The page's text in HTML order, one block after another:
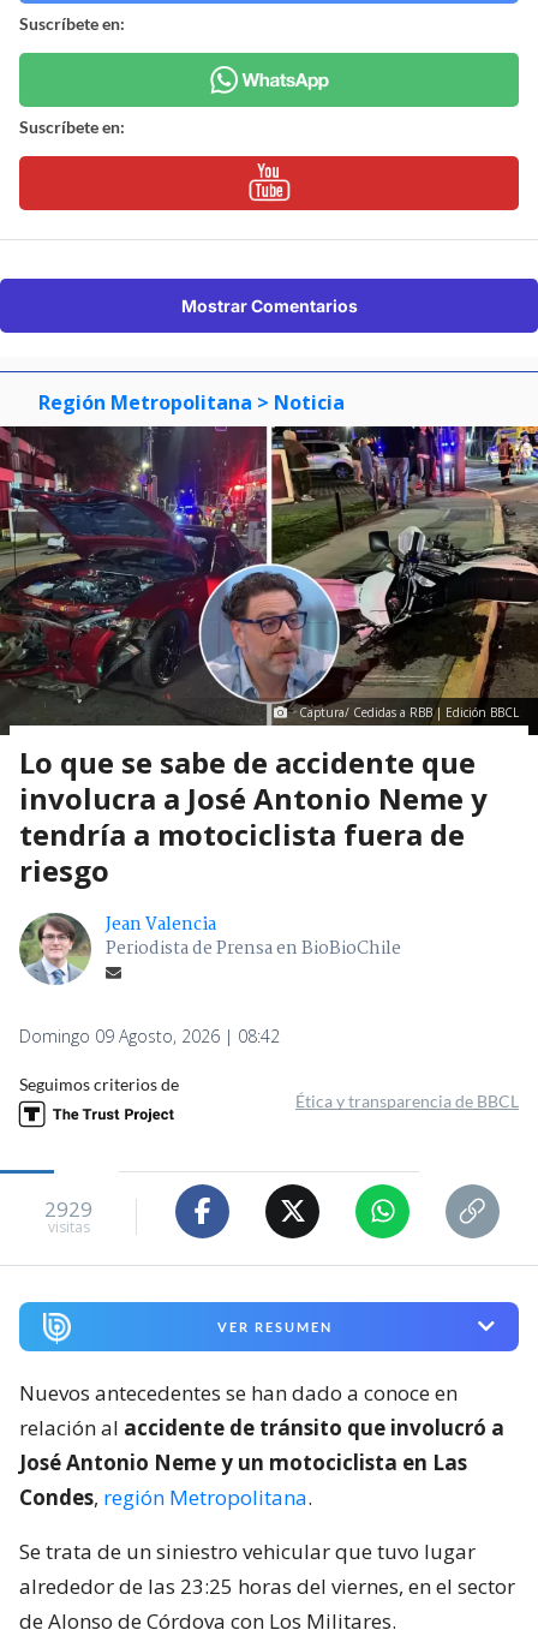
Suscríbete en:
Suscríbete en:
Mostrar Comentarios
Región Metropolitana > Noticia
Captura/ Cedidas a RBB | Edición BBCL
Lo que se sabe de accidente que
involucra a José Antonio Neme y
tendría a motociclista fuera de
riesgo
Jean Valencia
Periodista de Prensa en BioBioChile
Domingo 09 Agosto, 2026 | 08:42
Seguimos criterios de
Ética y transparencia de BBCL
2929
visitas
VER RESUMEN
Nuevos antecedentes se han dado a conoce en
relación al accidente de tránsito que involucró a
José Antonio Neme y un motociclista en Las
Condes, región Metropolitana.
Se trata de un siniestro vehicular que tuvo lugar
alrededor de las 23:25 horas del viernes, en el sector
de Alonso de Córdova con Los Militares.